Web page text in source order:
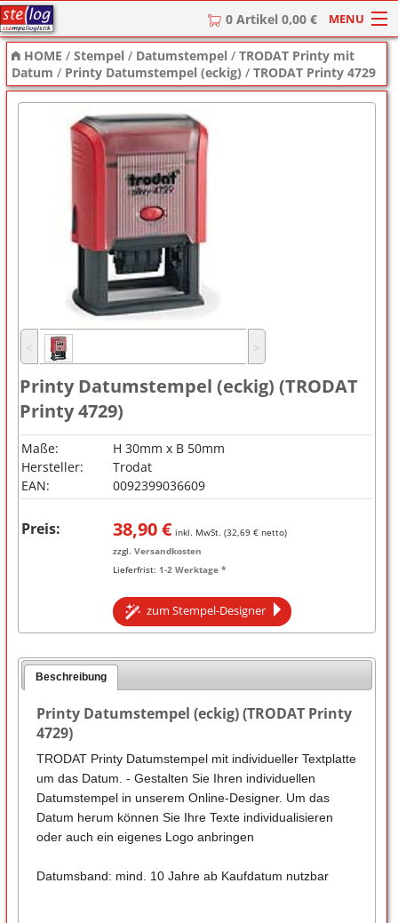
0 Artikel 0,00 € MENU
HOME
Stempel
Stempel-Textplatten
HOME /Stempel / Datumstempel /TRODAT Printy mit
Datum / Printy Datumstempel (eckig) /TRODAT Printy 4729
˂ ˃
Printy Datumstempel (eckig) (TRODAT
Printy 4729)
Maße:
H 30mm x B 50mm
Hersteller:
Trodat
EAN:
0092399036609
Preis: 38,90€ inkl. MwSt. (32,69€ netto)
zzgl. Versandkosten
Lieferfrist: 1-2 Werktage *
zum Stempel-Designer
Beschreibung
Printy Datumstempel (eckig) (TRODAT Printy
4729)
TRODAT Printy Datumstempel mit individueller Textplatte
um das Datum. - Gestalten Sie Ihren individuellen
Datumstempel in unserem Online-Designer. Um das
Datum herum können Sie Ihre Texte individualisieren
oder auch ein eigenes Logo anbringen
Datumsband: mind. 10 Jahre ab Kaufdatum nutzbar